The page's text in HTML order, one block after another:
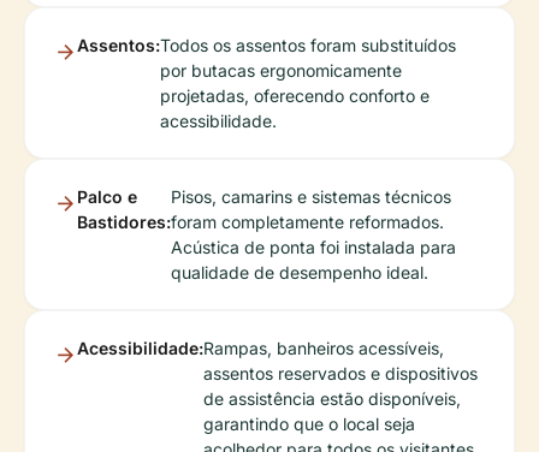
Assentos:Todos os assentos foram substituídos
por butacas ergonomicamente
projetadas, oferecendo conforto e
acessibilidade.
Palco e
Bastidores:
Pisos, camarins e sistemas técnicos
foram completamente reformados.
Acústica de ponta foi instalada para
qualidade de desempenho ideal.
Acessibilidade:Rampas, banheiros acessíveis,
assentos reservados e dispositivos
de assistência estão disponíveis,
garantindo que o local seja